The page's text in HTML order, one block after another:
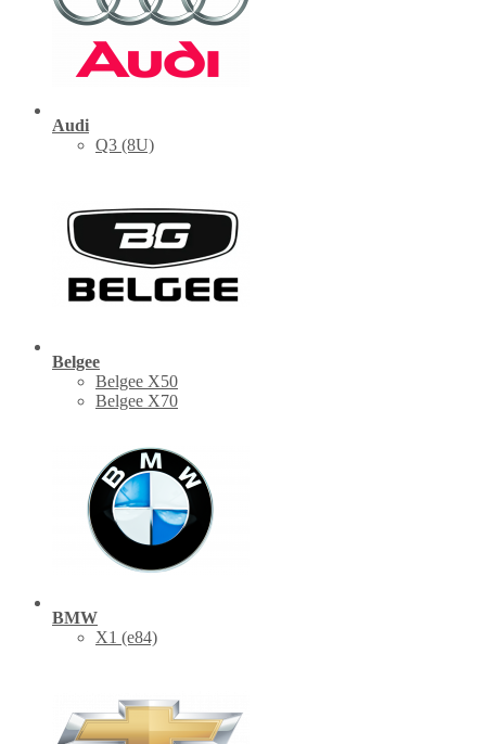
Audi
Q3 (8U)
Belgee
Belgee X50
Belgee X70
BMW
X1 (е84)